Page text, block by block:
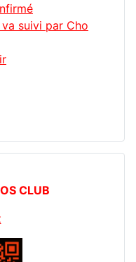
suivi par Cho
CLUB